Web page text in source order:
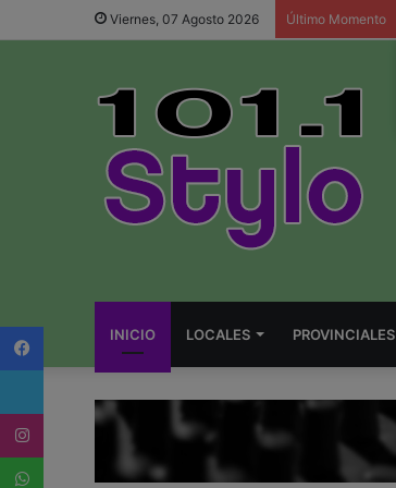
Viernes, 07 Agosto 2026 Último Momento
INICIO LOCALES PROVINCIALES
Twitter
Instagram